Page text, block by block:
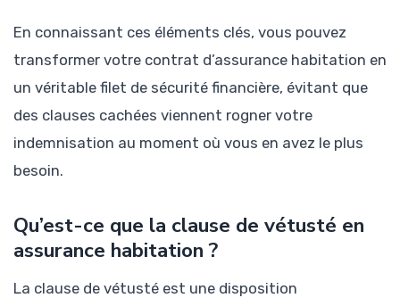
En connaissant ces éléments clés, vous pouvez
transformer votre contrat d’assurance habitation en
un véritable filet de sécurité financière, évitant que
des clauses cachées viennent rogner votre
indemnisation au moment où vous en avez le plus
besoin.
Qu’est-ce que la clause de vétusté en
assurance habitation ?
La clause de vétusté est une disposition